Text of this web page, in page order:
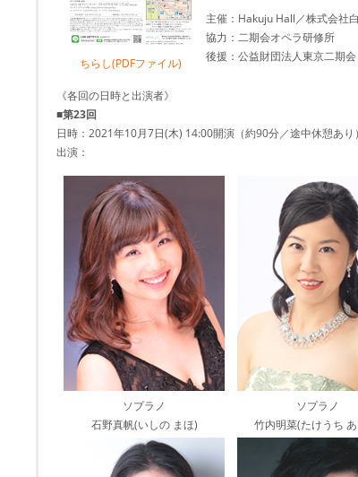
ちらし(PDFファイル)
主催：Hakuju Hall／株式会社
協力：二期会オペラ研修所
後援：公益財団法人東京二期会
《各回の日時と出演者》
■第23回
日時：2021年10月7日(木) 14:00開演（約90分／途中休憩あり）
出演：
ソプラノ
石野真帆(いしの まほ)
ソプラノ
竹内明菜(たけうち